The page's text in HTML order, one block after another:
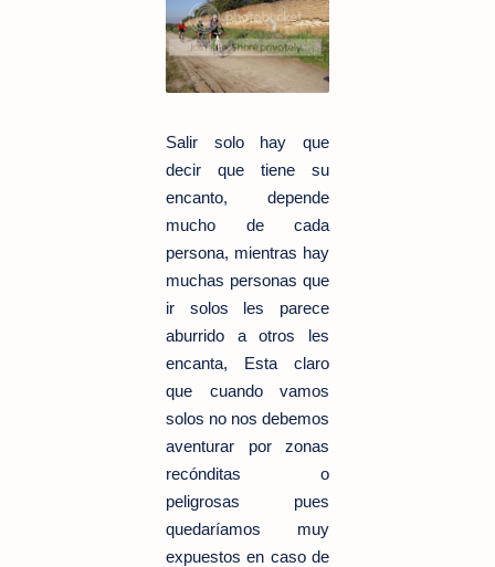
Salir solo hay que
decir que tiene su
encanto, depende
mucho de cada
persona, mientras hay
muchas personas que
ir solos les parece
aburrido a otros les
encanta, Esta claro
que cuando vamos
solos no nos debemos
aventurar por zonas
recónditas o
peligrosas pues
quedaríamos muy
expuestos en caso de